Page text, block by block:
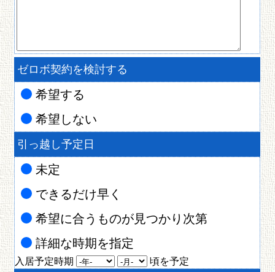
ゼロボ契約を検討する
希望する
希望しない
引っ越し予定日
未定
できるだけ早く
希望に合うものが見つかり次第
詳細な時期を指定
入居予定時期 頃を予定